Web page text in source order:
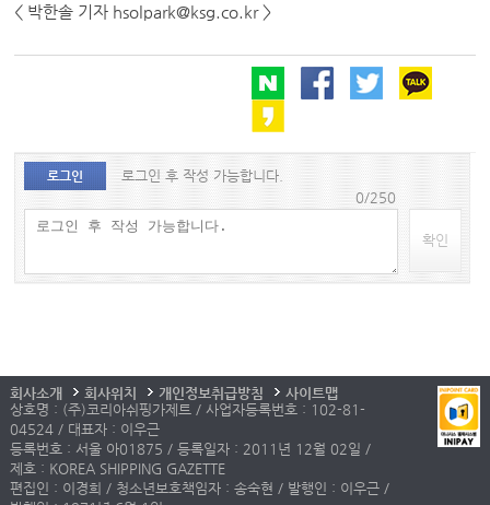
< 박한솔 기자 hsolpark@ksg.co.kr >
로그인
로그인 후 작성 가능합니다.
0/250
확인
회사소개 회사위치 개인정보취급방침
사이트맵
상호명 : (주)코리아쉬핑가제트 / 사업자등록번호 : 102-81-
04524 / 대표자 : 이우근
등록번호 : 서울 아01875 / 등록일자 : 2011년 12월 02일 /
제호 : KOREA SHIPPING GAZETTE
편집인 : 이경희 / 청소년보호책임자 : 송숙현 / 발행인 : 이우근 /